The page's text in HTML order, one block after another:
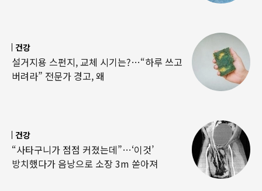
건강
설거지용 스펀지, 교체 시기는?…“하루 쓰고
버려라” 전문가 경고, 왜
건강
“사타구니가 점점 커졌는데”…‘이것’
방치했다가 음낭으로 소장 3m 쏟아져